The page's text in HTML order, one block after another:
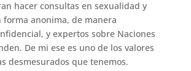
hacer consultas en sexualidad y
forma anonima, de manera
y expertos sobre Naciones
De mi ese es uno de los valores
desmesurados que tenemos.